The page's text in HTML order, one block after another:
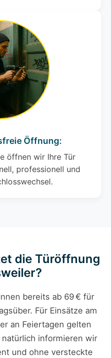
Öffnung:
öffnen wir Ihre Tür
professionell und
die Türöffnung
bereits ab 69 € für
Für Einsätze am
an Feiertagen gelten
informieren wir
und ohne versteckte